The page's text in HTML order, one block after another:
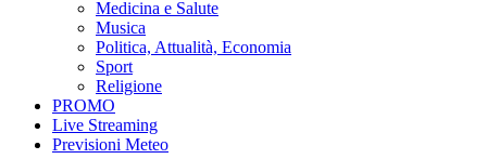
Medicina e Salute
Musica
Politica, Attualità, Economia
Sport
Religione
PROMO
Live Streaming
Previsioni Meteo